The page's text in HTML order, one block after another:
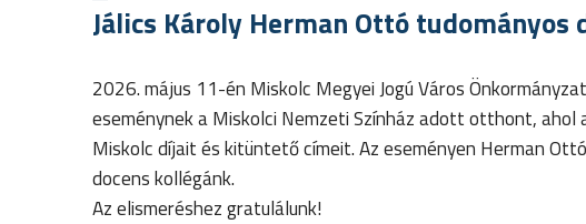
Jálics Károly Herman Ottó
2026. május 11-én Miskolc Megyei Jogú Város
eseménynek a Miskolci Nemzeti Színház adott otthont,
Miskolc díjait és kitüntető címeit. Az eseményen Herman
docens kollégánk.
Az elismeréshez gratulálunk!